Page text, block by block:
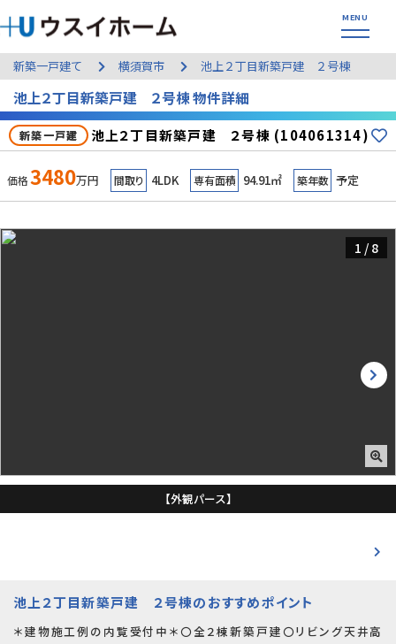
新築一戸建て 横須賀市 池上２丁目新築戸建 ２号棟
池上２丁目新築戸建 ２号棟 物件詳細
新築一戸建 池上２丁目新築戸建 ２号棟 (104061314)
価格3480万円 間取り 4LDK 専有面積 94.91㎡ 築年数 予定
【外観パース】
1 / 8
池上２丁目新築戸建 ２号棟のおすすめポイント
＊建物施工例の内覧受付中＊〇全２棟新築戸建〇リビング天井高